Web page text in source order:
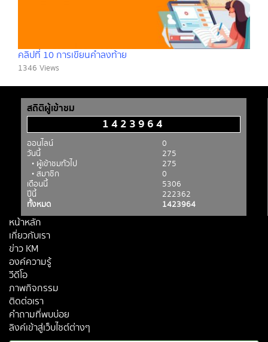
คลิปที่ 10 การเขียนคำลงท้าย
1346 Views
สถิติผู้เข้าชม
1423964
ออนไลน์
0
วันนี้
275
• ผู้เข้าชมทั่วไป
275
• สมาชิก
0
เดือนนี้
5306
ปีนี้
222362
ทั้งหมด
1423964
หน้าหลัก
เกี่ยวกับเรา
ข่าว KM
องค์ความรู้
วีดีโอ
ภาพกิจกรรม
ติดต่อเรา
คำถามที่พบบ่อย
ลิงค์เข้าสู่เว็บไซต์ต่างๆ